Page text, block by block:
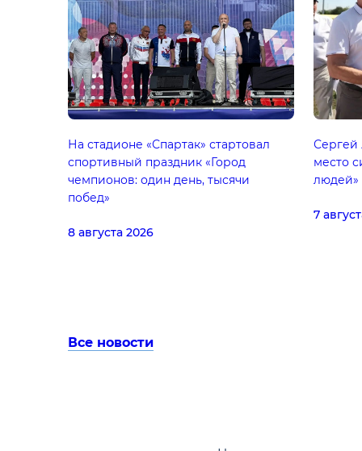
На стадионе «Спартак» стартовал
спортивный праздник «Город
чемпионов: один день, тысячи
побед»
8 августа 2026
Сергей
место
людей»
7
Все новости